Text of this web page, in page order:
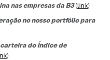
nas empresas da B3(link)
no nosso portfólio para
carteira do Índice de
)